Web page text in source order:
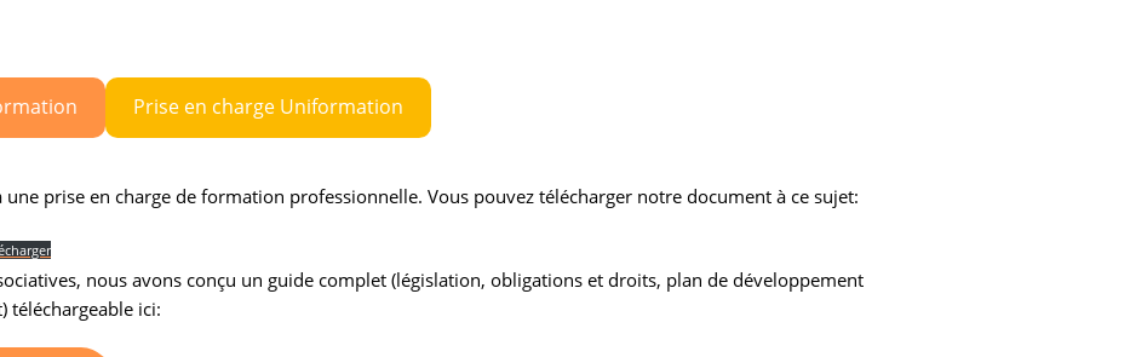
Prise en charge Uniformation
prise en charge de formation professionnelle. Vous pouvez télécharger notre document à ce sujet:
nous avons conçu un guide complet (législation, obligations et droits, plan de développement
téléchargeable ici: